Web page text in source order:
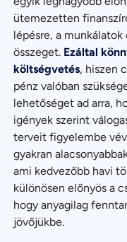
ütemezetten
lépésre, a
összeget. Ezáltal
költségvetés, hiszen
pénz valóban
lehetőséget ad arra,
igények szerint
terveit figyelembe
gyakran
ami kedvezőbb havi
különösen előnyös a
hogy anyagilag
jövőjükbe.